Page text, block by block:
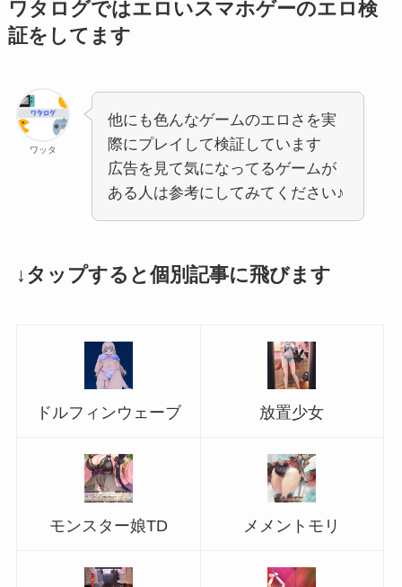
ワタログではエロいスマホゲーのエロ検
証をしてます
ワッタ
他にも色んなゲームのエロさを実
際にプレイして検証しています
広告を見て気になってるゲームが
ある人は参考にしてみてください♪
↓タップすると個別記事に飛びます
ドルフィンウェーブ 放置少女
モンスター娘TD メメントモリ